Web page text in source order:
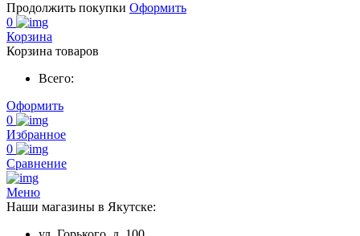
Продолжить покупки Оформить
0
Корзина
Корзина товаров
Всего:
Оформить
0
Избранное
0
Сравнение
Меню
Наши магазины в Якутске: